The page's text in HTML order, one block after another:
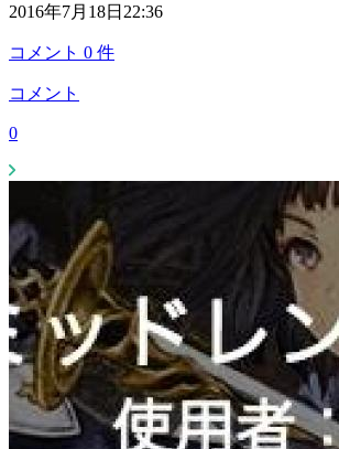
2016年7月18日22:36
コメント 0 件
コメント
0